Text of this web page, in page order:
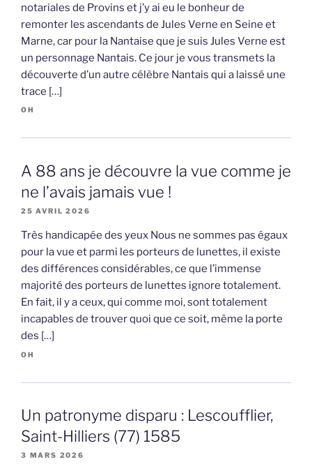
notariales de Provins et j’y ai eu le bonheur de
remonter les ascendants de Jules Verne en Seine et
Marne, car pour la Nantaise que je suis Jules Verne est
un personnage Nantais. Ce jour je vous transmets la
découverte d’un autre célèbre Nantais qui a laissé une
trace […]
OH
A 88 ans je découvre la vue comme je
ne l’avais jamais vue !
25 AVRIL 2026
Très handicapée des yeux Nous ne sommes pas égaux
pour la vue et parmi les porteurs de lunettes, il existe
des différences considérables, ce que l’immense
majorité des porteurs de lunettes ignore totalement.
En fait, il y a ceux, qui comme moi, sont totalement
incapables de trouver quoi que ce soit, même la porte
des […]
OH
Un patronyme disparu : Lescoufflier,
Saint-Hilliers (77) 1585
3 MARS 2026